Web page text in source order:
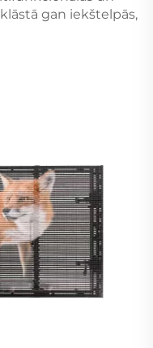
gan iekštelpās,